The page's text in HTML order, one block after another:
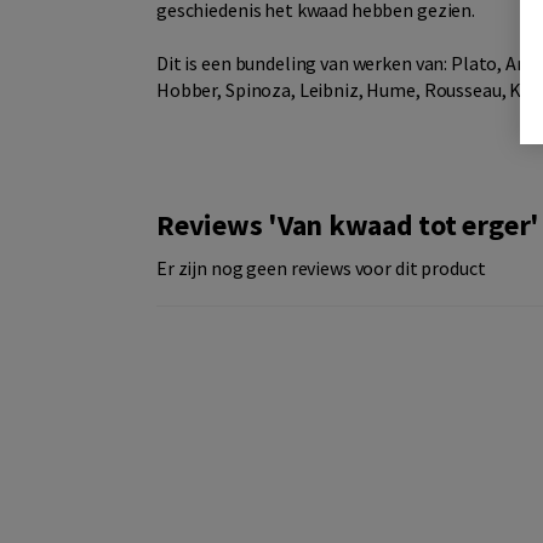
geschiedenis het kwaad hebben gezien.
Dit is een bundeling van werken van: Plato,
Hobber, Spinoza, Leibniz, Hume, Rousseau,
Reviews 'Van kwaad tot erger'
Er zijn nog geen reviews voor dit product